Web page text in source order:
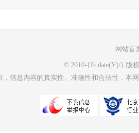
网站首
© 2010-{lb:date(Y)/} 版
信息内容的真实性、准确性和合法性，本